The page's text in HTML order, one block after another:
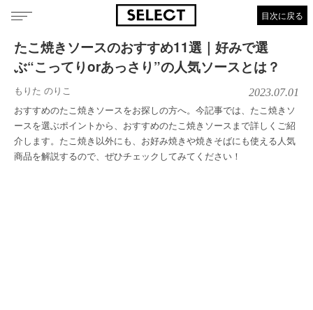
目次に戻る
たこ焼きソースのおすすめ11選｜好みで選
ぶ“こってりorあっさり”の人気ソースとは？
もりた のりこ 2023.07.01
おすすめのたこ焼きソースをお探しの方へ。今記事では、たこ焼きソ
ースを選ぶポイントから、おすすめのたこ焼きソースまで詳しくご紹
介します。たこ焼き以外にも、お好み焼きや焼きそばにも使える人気
商品を解説するので、ぜひチェックしてみてください！